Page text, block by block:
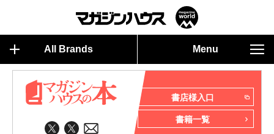
All Brands Menu
書店様入口
書籍一覧